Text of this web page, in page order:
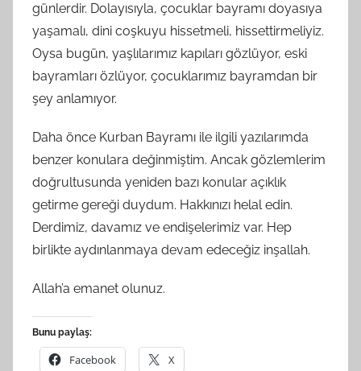
günlerdir. Dolayısıyla, çocuklar bayramı doyasıya
yaşamalı, dini coşkuyu hissetmeli, hissettirmeliyiz.
Oysa bugün, yaşlılarımız kapıları gözlüyor, eski
bayramları özlüyor, çocuklarımız bayramdan bir
şey anlamıyor.
Daha önce Kurban Bayramı ile ilgili yazılarımda
benzer konulara değinmiştim. Ancak gözlemlerim
doğrultusunda yeniden bazı konular açıklık
getirme gereği duydum. Hakkınızı helal edin.
Derdimiz, davamız ve endişelerimiz var. Hep
birlikte aydınlanmaya devam edeceğiz inşallah.
Allah’a emanet olunuz.
Bunu paylaş:
Facebook X